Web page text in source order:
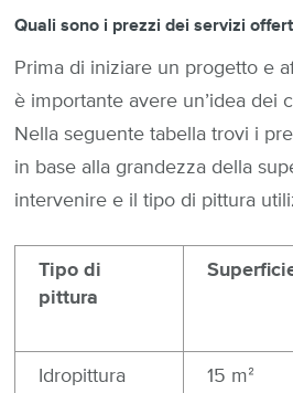
Quali sono i prezzi dei servizi
Prima di iniziare un progetto e
è importante avere un’idea dei
Nella seguente tabella trovi i
in base alla grandezza della
intervenire e il tipo di pittura
Tipo di
pittura
Idropittura 15 mᒾ